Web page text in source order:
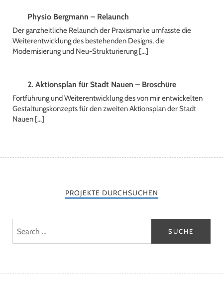
Physio Bergmann – Relaunch
Der ganzheitliche Relaunch der Praxismarke umfasste die
Weiterentwicklung des bestehenden Designs, die
Modernisierung und Neu-Strukturierung […]
2. Aktionsplan für Stadt Nauen – Broschüre
Fortführung und Weiterentwicklung des von mir entwickelten
Gestaltungskonzepts für den zweiten Aktionsplan der Stadt
Nauen […]
PROJEKTE DURCHSUCHEN